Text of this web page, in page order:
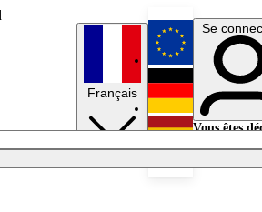
Français
English
Deutsch
Se
Vous êtes